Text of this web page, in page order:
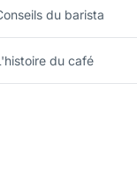
du barista
du café